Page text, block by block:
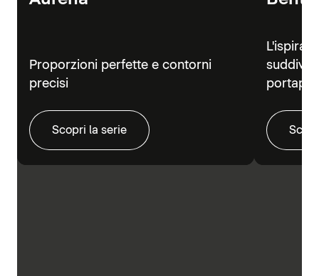
Proporzioni perfette e contorni
precisi
Scopri la serie